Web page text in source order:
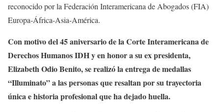
reconocido por la Federación Interamericana de Abogados (FIA)
Europa-África-Asia-América.
Con motivo del 45 aniversario de la Corte Interamericana de
Derechos Humanos IDH y en honor a su ex presidenta,
Elizabeth Odio Benito, se realizó la entrega de medallas
“Illuminato” a las personas que resaltan por su trayectoria
única e historia profesional que ha dejado huella.